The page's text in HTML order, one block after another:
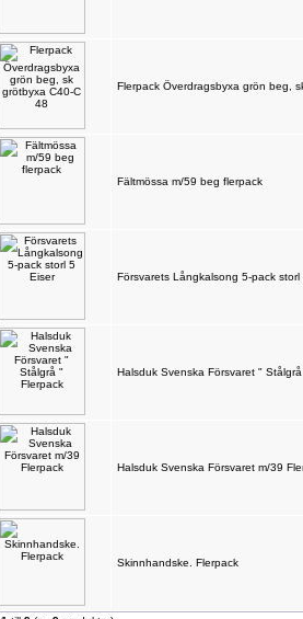
Flerpack Överdragsbyxa grön beg,
Fältmössa m/59 beg flerpack
Försvarets Långkalsong 5-pack storl
Halsduk Svenska Försvaret "
Halsduk Svenska Försvaret m/39
Skinnhandske. Flerpack